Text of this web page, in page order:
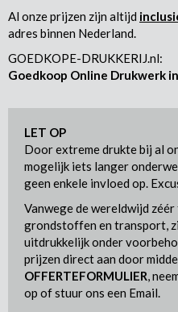
Al onze prijzen zijn altijd
adres binnen Nederland.
GOEDKOPE-DRUKKERIJ.nl:
Goedkoop Online Drukwerk
LET OP
Door extreme drukte bij al
mogelijk iets langer
geen enkele invloed op.
Vanwege de wereldwijd
grondstoffen en transport,
uitdrukkelijk onder
prijzen direct aan door
OFFERTEFORMULIER,
op of stuur ons een Email.